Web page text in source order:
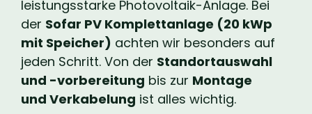
leistungsstarke Photovoltaik-Anlage. Bei
der Sofar PV Komplettanlage (20 kWp
mit Speicher) achten wir besonders auf
jeden Schritt. Von der Standortauswahl
und -vorbereitung bis zur Montage
und Verkabelung ist alles wichtig.